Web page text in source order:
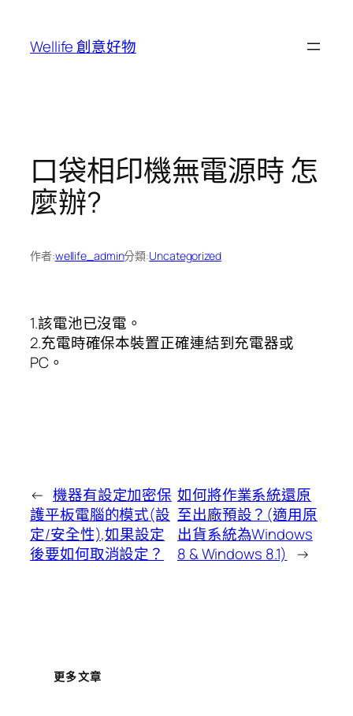
Wellife 創意好物
口袋相印機無電源時 怎
麼辦?
作者:wellife_admin分類:Uncategorized
1.該電池已沒電。
2.充電時確保本裝置正確連結到充電器或
PC。
← 機器有設定加密保
護平板電腦的模式(設
定/安全性),如果設定
後要如何取消設定？
如何將作業系統還原
至出廠預設？(適用原
出貨系統為Windows
8 & Windows 8.1) →
更多文章